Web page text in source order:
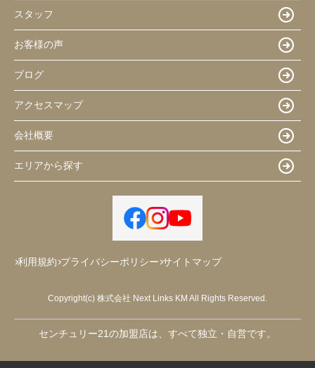
スタッフ
お客様の声
ブログ
アクセスマップ
会社概要
エリアから探す
利用規約 プライバシーポリシー サイトマップ
Copyright(c) 株式会社 Next Links KM All Rights Reserved.
センチュリー21の加盟店は、すべて独立・自営です。